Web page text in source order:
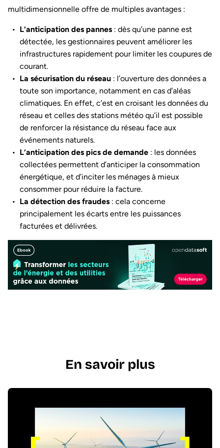
multidimensionnelle offre de multiples avantages :
L’anticipation des pannes : dès qu’une panne est
détectée, les gestionnaires peuvent améliorer les
infrastructures rapidement pour limiter les coupures de
courant.
La sécurisation du réseau : l’ouverture des données a
toute son importance, notamment en cas d’aléas
climatiques. En effet, c’est en croisant les données du
réseau et celles des stations météo qu’il est possible
de renforcer la résistance du réseau face aux
événements naturels.
L’anticipation des pics de demande : les données
collectées permettent d’anticiper la consommation
énergétique, et d’inciter les ménages à mieux
consommer pour réduire la facture.
La détection des fraudes : cela concerne
principalement les écarts entre les puissances
facturées et délivrées.
En savoir plus